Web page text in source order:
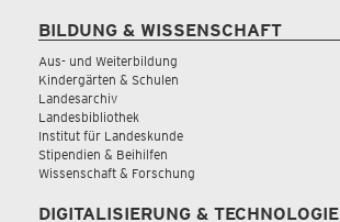
BILDUNG & WISSENSCHAFT
Aus- und Weiterbildung
Kindergärten & Schulen
Landesarchiv
Landesbibliothek
Institut für Landeskunde
Stipendien & Beihilfen
Wissenschaft & Forschung
DIGITALISIERUNG & TECHNOLOGIE